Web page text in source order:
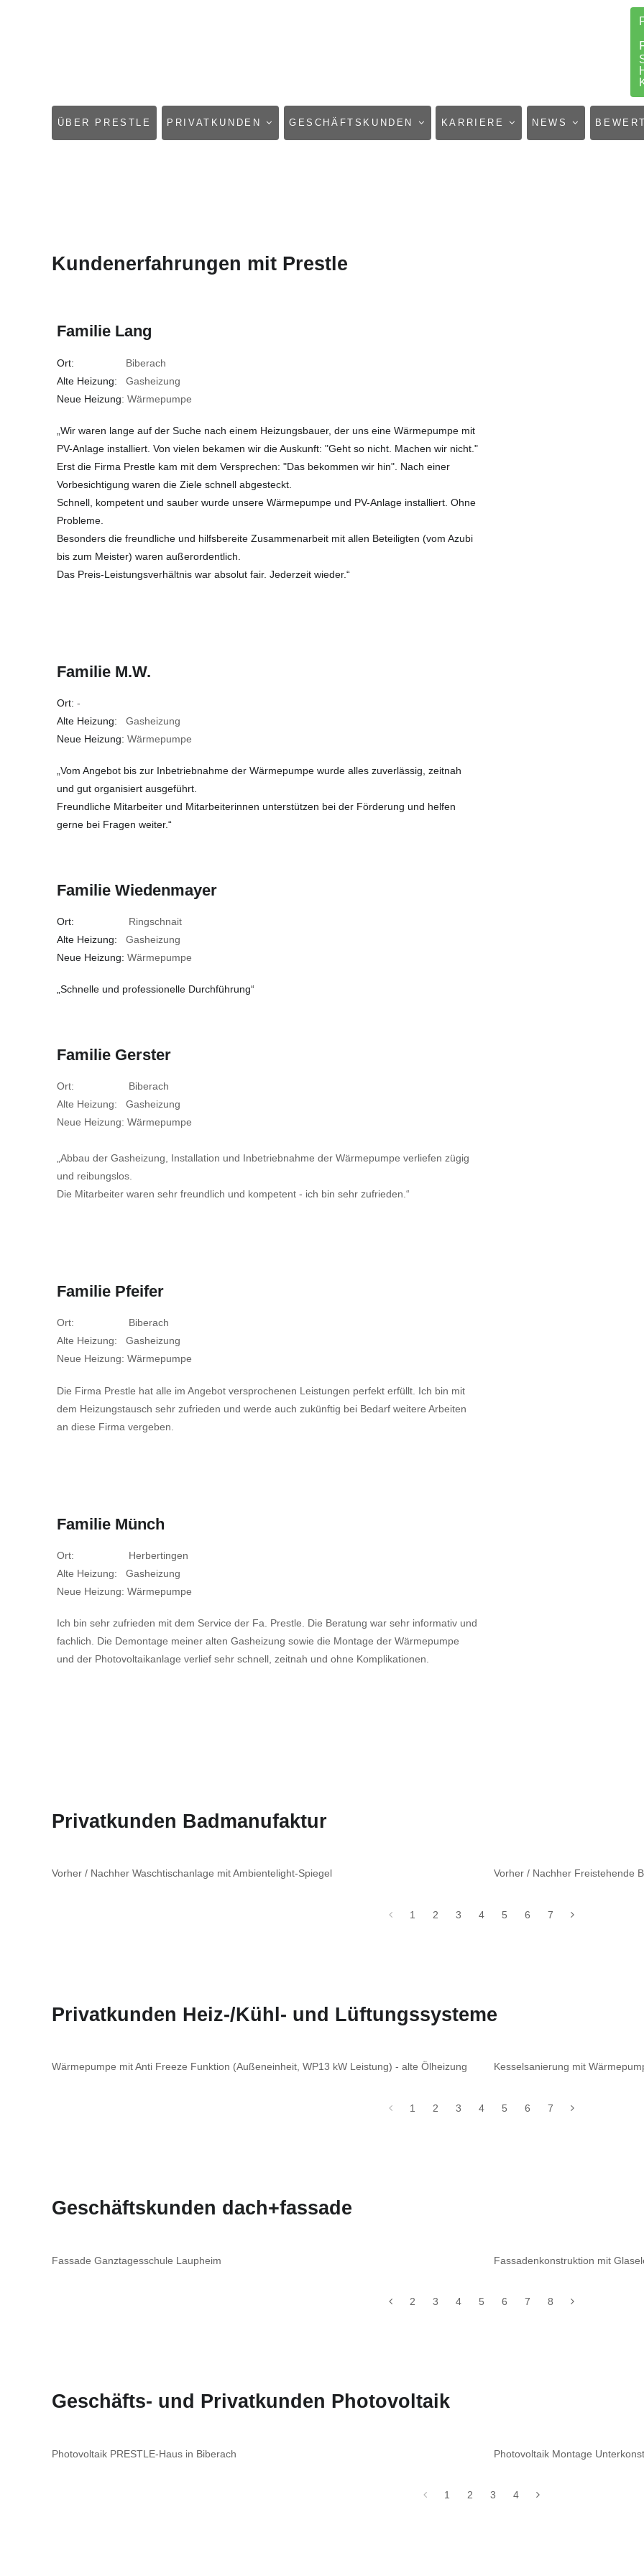
NAVIGATION
ÜBER PRESTLE PRIVATKUNDEN GESCHÄFTSKUNDEN KARRIERE NEWS
Kundenerfahrungen mit Prestle
Familie Lang
Ort: Biberach
Alte Heizung: Gasheizung
Neue Heizung: Wärmepumpe
„Wir waren lange auf der Suche nach einem Heizungsbauer, der uns eine Wärmepumpe mit
PV-Anlage installiert. Von vielen bekamen wir die Auskunft: "Geht so nicht. Machen wir nicht."
Erst die Firma Prestle kam mit dem Versprechen: "Das bekommen wir hin". Nach einer
Vorbesichtigung waren die Ziele schnell abgesteckt.
Schnell, kompetent und sauber wurde unsere Wärmepumpe und PV-Anlage installiert. Ohne
Probleme.
Besonders die freundliche und hilfsbereite Zusammenarbeit mit allen Beteiligten (vom Azubi
bis zum Meister) waren außerordentlich.
Das Preis-Leistungsverhältnis war absolut fair. Jederzeit wieder.“
Familie M.W.
Ort: -
Alte Heizung: Gasheizung
Neue Heizung: Wärmepumpe
„Vom Angebot bis zur Inbetriebnahme der Wärmepumpe wurde alles zuverlässig, zeitnah
und gut organisiert ausgeführt.
Freundliche Mitarbeiter und Mitarbeiterinnen unterstützen bei der Förderung und helfen
gerne bei Fragen weiter.“
Familie Wiedenmayer
Ort: Ringschnait
Alte Heizung: Gasheizung
Neue Heizung: Wärmepumpe
„Schnelle und professionelle Durchführung“
Familie Gerster
Ort: Biberach
Alte Heizung: Gasheizung
Neue Heizung: Wärmepumpe
„Abbau der Gasheizung, Installation und Inbetriebnahme der Wärmepumpe verliefen zügig
und reibungslos.
Die Mitarbeiter waren sehr freundlich und kompetent - ich bin sehr zufrieden.“
Familie Pfeifer
Ort: Biberach
Alte Heizung: Gasheizung
Neue Heizung: Wärmepumpe
Die Firma Prestle hat alle im Angebot versprochenen Leistungen perfekt erfüllt. Ich bin mit
dem Heizungstausch sehr zufrieden und werde auch zukünftig bei Bedarf weitere Arbeiten
an diese Firma vergeben.
Familie Münch
Ort: Herbertingen
Alte Heizung: Gasheizung
Neue Heizung: Wärmepumpe
Ich bin sehr zufrieden mit dem Service der Fa. Prestle. Die Beratung war sehr informativ und
fachlich. Die Demontage meiner alten Gasheizung sowie die Montage der Wärmepumpe
und der Photovoltaikanlage verlief sehr schnell, zeitnah und ohne Komplikationen.
Privatkunden Badmanufaktur
Vorher / Nachher Waschtischanlage mit Ambientelight-Spiegel Vorher / Nachher Freistehende
1 2 3 4 5 6 7
Privatkunden Heiz-/Kühl- und Lüftungssysteme
Wärmepumpe mit Anti Freeze Funktion (Außeneinheit, WP13 kW Leistung) - alte Ölheizung Kesselsanierung mit
1 2 3 4 5 6 7
Geschäftskunden dach+fassade
Fassade Ganztagesschule Laupheim Fassadenkonstruktion mit
2 3 4 5 6 7 8
Geschäfts- und Privatkunden Photovoltaik
Photovoltaik PRESTLE-Haus in Biberach Photovoltaik Montage
1 2 3 4